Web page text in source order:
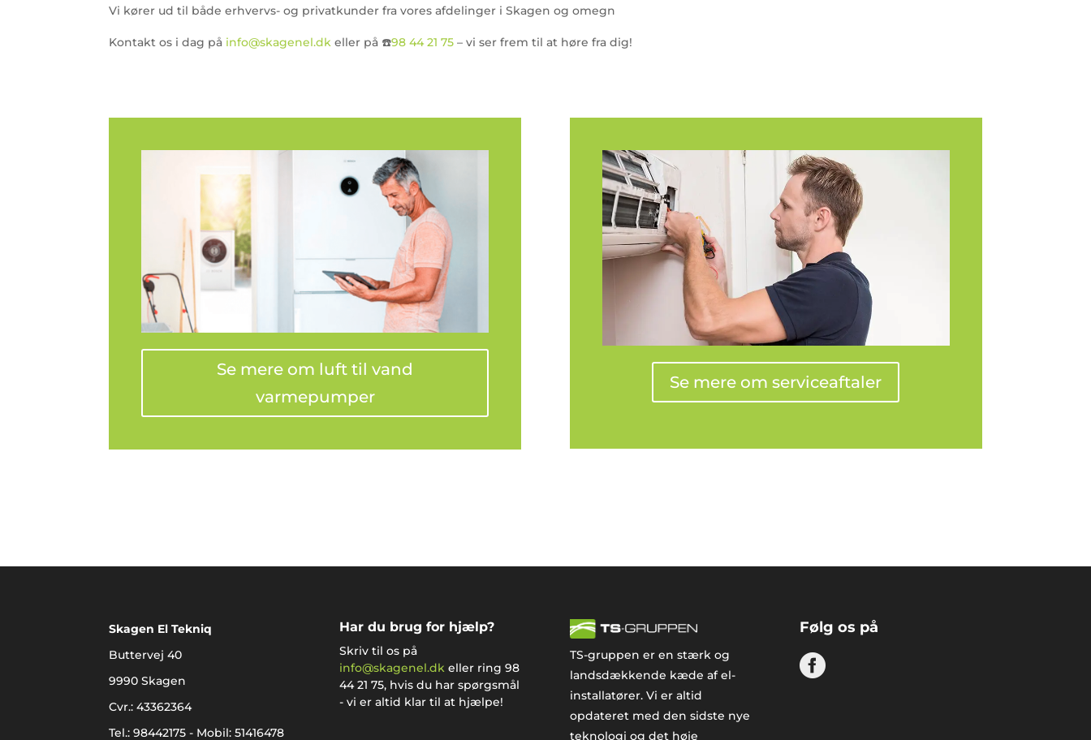
Vi kører ud til både erhvervs- og privatkunder fra vores afdelinger i Skagen og omegn
Kontakt os i dag på info@skagenel.dk eller på ☎️98 44 21 75 – vi ser frem til at høre fra dig!
Se mere om luft til vand
varmepumper
Se mere om serviceaftaler
Skagen El Tekniq
Buttervej 40
9990 Skagen
Cvr.: 43362364
Tel.: 98442175 - Mobil: 51416478
Har du brug for hjælp?
Skriv til os på
info@skagenel.dkeller ring 98
44 21 75, hvis du har spørgsmål
- vi er altid klar til at hjælpe!
TS-gruppen er en stærk og
landsdækkende kæde af el-
installatører. Vi er altid
opdateret med den sidste nye
teknologi og det høje
Følg os på